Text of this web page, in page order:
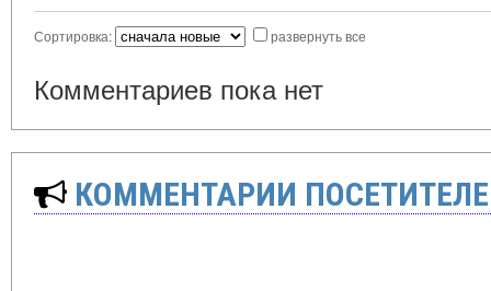
Сортировка: развернуть все
Комментариев пока нет
КОММЕНТАРИИ